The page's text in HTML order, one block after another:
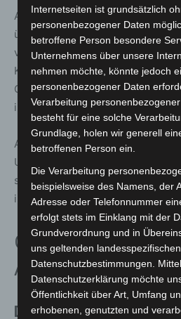
Als alle vom offiziellen Teil zu
übergingen, zeigte sich der
vom Verein Fotografie &
Kaiser, erfreut darüber, dass die
Gästen und Zuschauern
ist.
Auch der Fotograf Dirk Opitz ist
Umfeld und der Eröffnung mehr
schon sehr gefreut, dass er beim
interessierte Resonanz zu
Öffnungszeiten und
Ausstellungsort
Die Ausstellung ist
Internetseiten ist grundsätzlich
personenbezogener Daten
betroffene Person besondere
Unternehmens über unsere
nehmen möchte, könnte jedoch
personenbezogener Daten
Verarbeitung
besteht für eine solche
Grundlage, holen wir generell
betroffenen Person ein.
Die Verarbeitung
beispielsweise des Namens, der
Adresse oder Telefonnummer
erfolgt stets im Einklang mit der
Grundverordnung und in
uns geltenden landesspezifischen
Datenschutzbestimmungen.
Datenschutzerklärung möchte
Öffentlichkeit über Art, Umfang
erhobenen, genutzten und